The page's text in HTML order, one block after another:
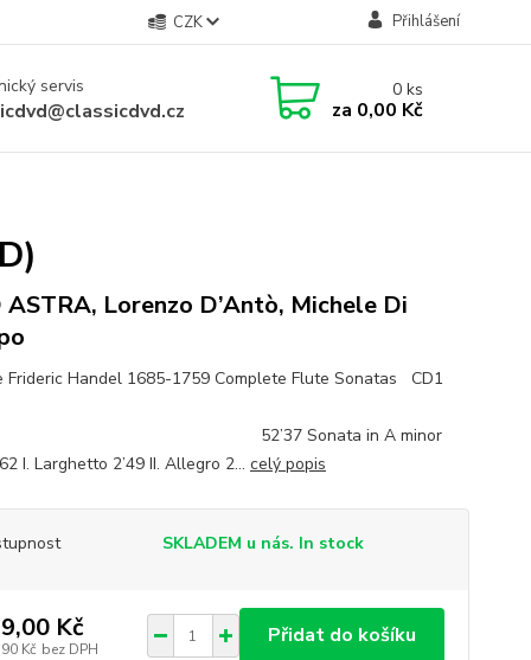
CZK Přihlášení
servis 0ks
za 0,00 Kč
ASTRA, Lorenzo D’Antò, Michele Di
Frideric Handel 1685-1759 Complete Flute Sonatas CD1
Sonata in A minor
I. Larghetto 2’49 II. Allegro 2... celý popis
SKLADEM u nás. In stock
Kč
Kč bez DPH
Přidat do košíku